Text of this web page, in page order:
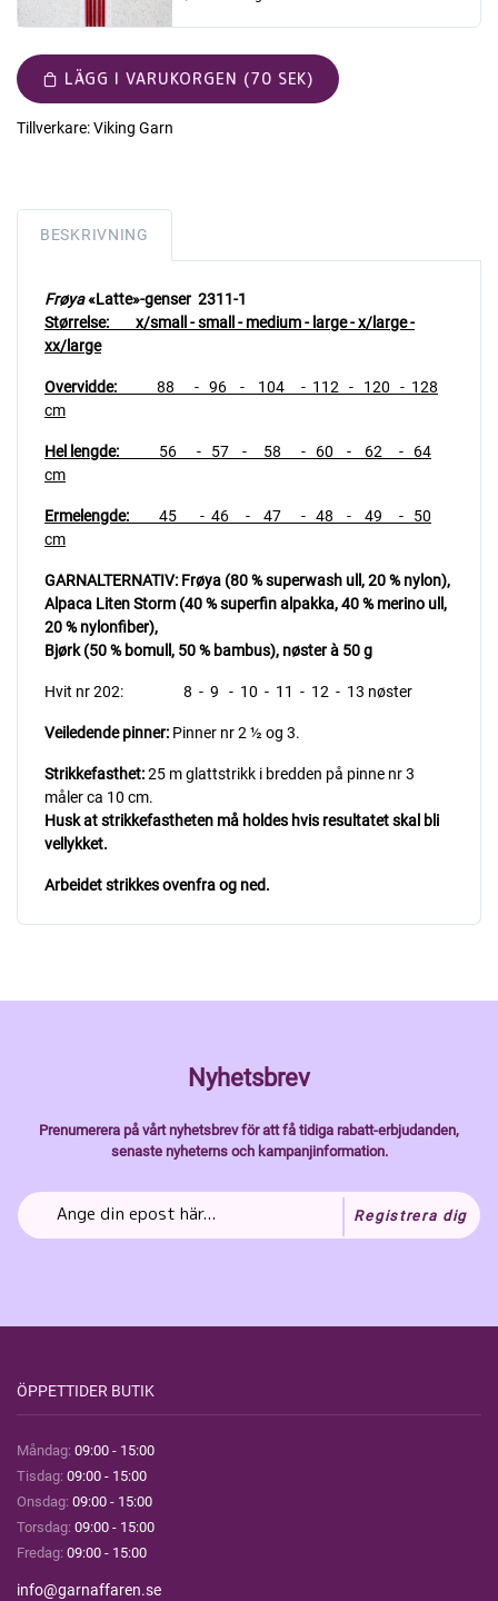
LÄGG I VARUKORGEN (70 SEK)
Tillverkare:Viking Garn
BESKRIVNING
Frøya«Latte»-genser 2311-1
Størrelse: x/small - small - medium - large - x/large -
xx/large
Overvidde: 88 - 96 - 104 - 112 - 120 - 128
cm
Hel lengde: 56 - 57 - 58 - 60 - 62 - 64
cm
Ermelengde: 45 - 46 - 47 - 48 - 49 - 50
cm
GARNALTERNATIV: Frøya (80 % superwash ull, 20 % nylon),
Alpaca Liten Storm (40 % superfin alpakka, 40 % merino ull,
20 % nylonfiber),
Bjørk (50 % bomull, 50 % bambus), nøster à 50 g
Hvit nr 202: 8 - 9 - 10 - 11 - 12 - 13 nøster
Veiledende pinner: Pinner nr 2 ½ og 3.
Strikkefasthet:25 m glattstrikk i bredden på pinne nr 3
måler ca 10 cm.
Husk at strikkefastheten må holdes hvis resultatet skal bli
vellykket.
Arbeidet strikkes ovenfra og ned.
Nyhetsbrev
Prenumerera på vårt nyhetsbrev för att få tidiga rabatt-erbjudanden,
senaste nyheterns och kampanjinformation.
Registrera dig
ÖPPETTIDER BUTIK
Måndag: 09:00 - 15:00
Tisdag: 09:00 - 15:00
Onsdag: 09:00 - 15:00
Torsdag: 09:00 - 15:00
Fredag: 09:00 - 15:00
info@garnaffaren.se